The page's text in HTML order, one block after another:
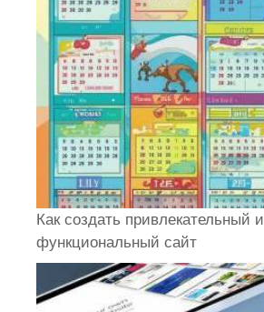
Как создать привлекательный и
функциональный сайт